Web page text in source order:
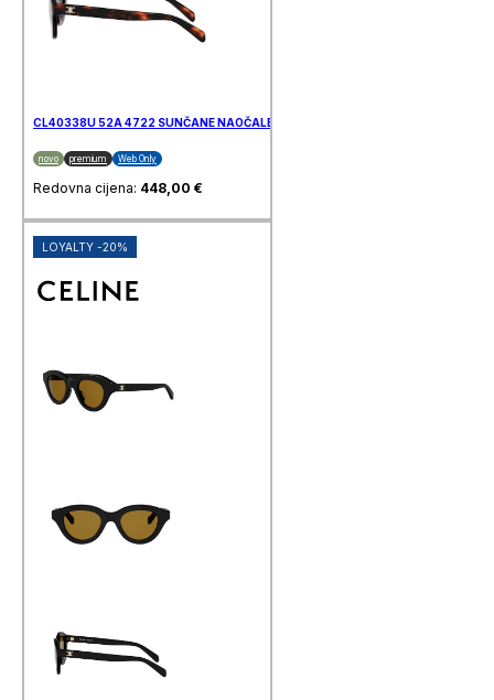
CL40338U 52A 4722 SUNČANE NAOČALE CELINE
novo premium Web Only
Redovna cijena: 448,00 €
LOYALTY -20%